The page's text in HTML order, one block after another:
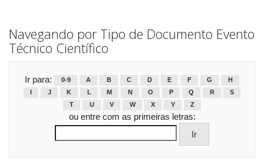
Navegando por Tipo de Documento Evento
Técnico Científico
Ir para: 0-9 A B C D E F G
H
J K L M N O P Q R
S
T
U V W X Y Z
ou entre com as primeiras letras: